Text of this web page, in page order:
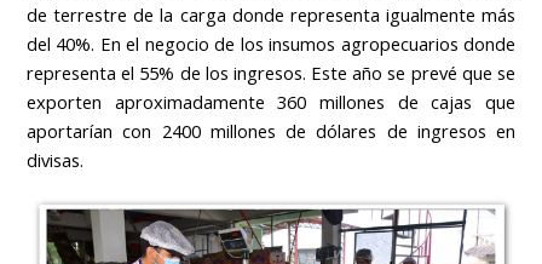
de terrestre de la carga donde representa igualmente más
del 40%. En el negocio de los insumos agropecuarios donde
representa el 55% de los ingresos. Este año se prevé que se
exporten aproximadamente 360 millones de cajas que
aportarían con 2400 millones de dólares de ingresos en
divisas.